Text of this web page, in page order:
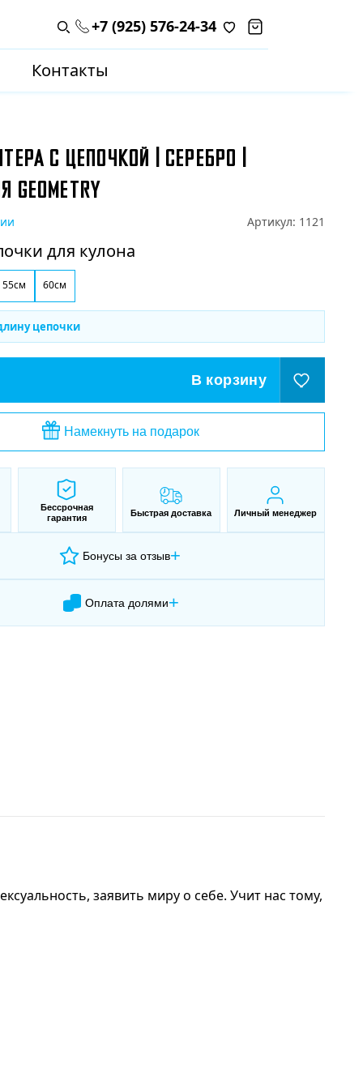
Поиск по каталогу
+7 (925) 576-24-34
Контакты
С ЦЕПОЧКОЙ | СЕРЕБРО |
Артикул: 1121
для кулона
55см 60см
цепочки
В корзину
Намекнуть на подарок
Бессрочная
гарантия
Быстрая доставка Личный менеджер
Бонусы за отзыв+
Оплата долями+
заявить миру о себе. Учит нас тому,